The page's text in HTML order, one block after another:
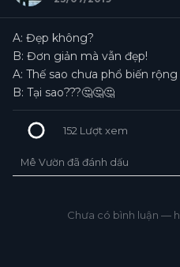
A: Đẹp không?
B: Đơn giản mà vẫn đẹp!
A: Thế sao chưa phổ biến rộng
B: Tại sao???🤔🤔🤔
152 Lượt xem
Mê Vườn đã đánh dấu